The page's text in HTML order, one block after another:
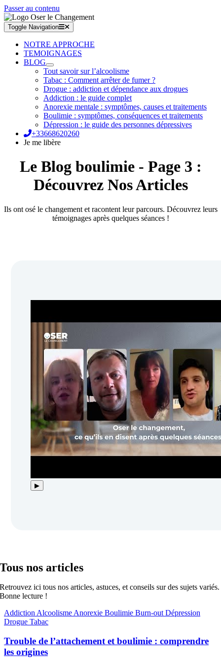
Passer au contenu
Toggle Navigation
NOTRE APPROCHE
TEMOIGNAGES
BLOG
Tout savoir sur l’alcoolisme
Tabac : Comment arrêter de fumer ?
Drogue : addiction et dépendance aux drogues
Addiction : le guide complet
Anorexie mentale : symptômes, causes et traitements
Boulimie : symptômes, conséquences et traitements
Dépression : le guide des personnes dépressives
+33668620260
Je me libère
Le Blog boulimie - Page 3 :
Découvrez Nos Articles
Ils ont osé le changement et racontent leur parcours. Découvrez leurs
témoignages après quelques séances !
▶
Tous nos articles
Retrouvez ici tous nos articles, astuces, et conseils sur des sujets variés.
Bonne lecture !
Addiction Alcoolisme Anorexie Boulimie Burn-out Dépression
Drogue Tabac
Trouble de l’attachement et boulimie : comprendre
les origines